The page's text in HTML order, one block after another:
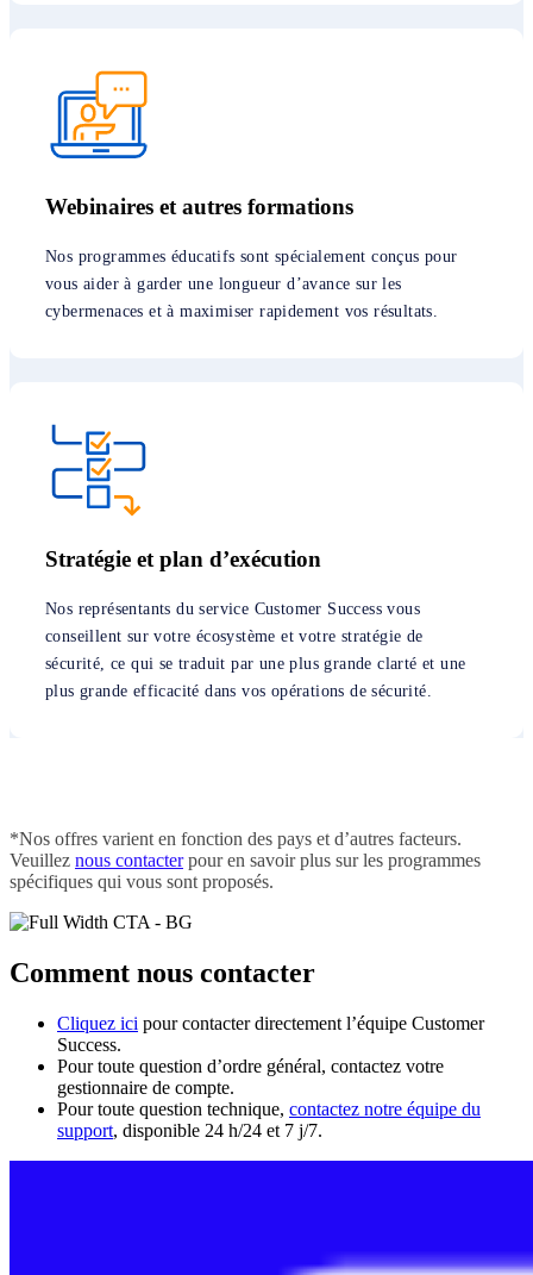
Webinaires et autres formations
Nos programmes éducatifs sont spécialement conçus pour
vous aider à garder une longueur d’avance sur les
cybermenaces et à maximiser rapidement vos résultats.
Stratégie et plan d’exécution
Nos représentants du service Customer Success vous
conseillent sur votre écosystème et votre stratégie de
sécurité, ce qui se traduit par une plus grande clarté et une
plus grande efficacité dans vos opérations de sécurité.
*Nos offres varient en fonction des pays et d’autres facteurs.
Veuillez nous contacterpour en savoir plus sur les programmes
spécifiques qui vous sont proposés.
Comment nous contacter
Cliquez ici pour contacter directement l’équipe Customer
Success.
Pour toute question d’ordre général, contactez votre
gestionnaire de compte.
Pour toute question technique, contactez notre équipe du
support, disponible 24 h/24 et 7 j/7.